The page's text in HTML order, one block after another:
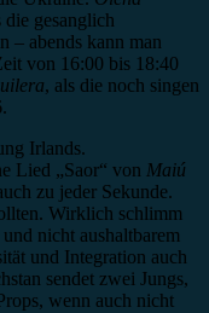
gesanglich
– abends kann man
von 16:00 bis 18:40
, als die noch singen
Irlands.
Lied „Saor“ von Maiú
zu jeder Sekunde.
Wirklich schlimm
nicht aushaltbarem
und Integration auch
sendet zwei Jungs,
wenn auch nicht